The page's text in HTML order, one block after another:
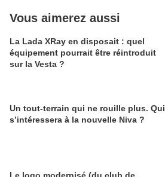
Vous aimerez aussi
La Lada XRay en disposait : quel
équipement pourrait être réintroduit
sur la Vesta ?
Un tout-terrain qui ne rouille plus. Qui
s’intéressera à la nouvelle Niva ?